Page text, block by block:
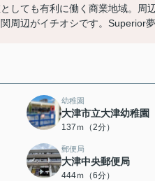
しても有利に働く商業地域。
周辺がイチオシです。Superior
幼稚園
大津市立大津幼稚園
137ｍ（2分）
郵便局
大津中央郵便局
444ｍ（6分）